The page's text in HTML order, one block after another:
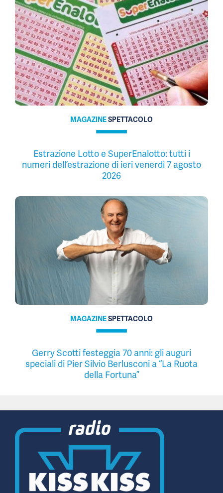
MAGAZINESPETTACOLO
Estrazione Lotto e SuperEnalotto: tutti i
numeri dell’estrazione di ieri venerdì 7 agosto
2026
MAGAZINESPETTACOLO
Gerry Scotti festeggia 70 anni: gli auguri
speciali di Pier Silvio Berlusconi a “La Ruota
della Fortuna”